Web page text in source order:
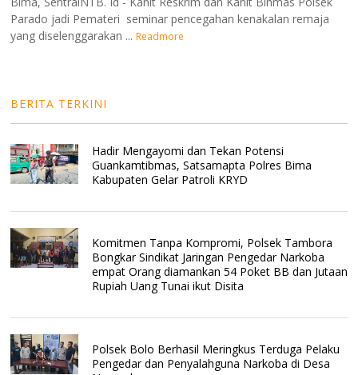
Parado jadi Pemateri seminar pencegahan kenakalan remaja
yang diselenggarakan ... Readmore
BERITA TERKINI
Hadir Mengayomi dan Tekan Potensi
Guankamtibmas, Satsamapta Polres Bima
Kabupaten Gelar Patroli KRYD
Komitmen Tanpa Kompromi, Polsek Tambora
Bongkar Sindikat Jaringan Pengedar Narkoba
empat Orang diamankan 54 Poket BB dan Jutaan
Rupiah Uang Tunai ikut Disita
Polsek Bolo Berhasil Meringkus Terduga Pelaku
Pengedar dan Penyalahguna Narkoba di Desa